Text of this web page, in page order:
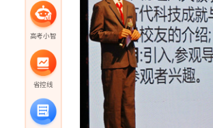
高考小智
省控线